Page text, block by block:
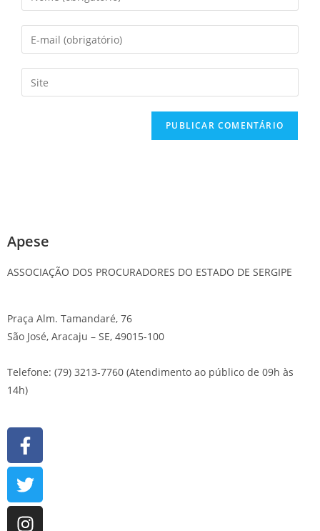
Apese
ASSOCIAÇÃO DOS PROCURADORES DO ESTADO DE SERGIPE
Praça Alm. Tamandaré, 76
São José, Aracaju – SE, 49015-100
Telefone: (79) 3213-7760 (Atendimento ao público de 09h às
14h)